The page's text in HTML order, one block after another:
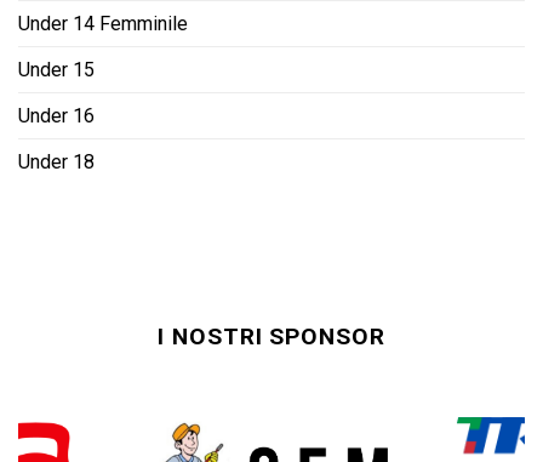
Under 14 Femminile
Under 15
Under 16
Under 18
I NOSTRI SPONSOR